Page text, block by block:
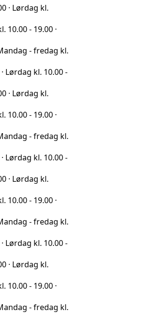
kl.
·
kl.
10.00 -
kl.
·
kl.
10.00 -
kl.
·
kl.
10.00 -
kl.
·
kl.